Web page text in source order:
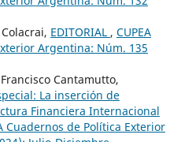
EDITORIAL , CUPEA
Argentina: Núm. 135
Cantamutto,
La inserción de
Financiera Internacional
Cuadernos de Política Exterior